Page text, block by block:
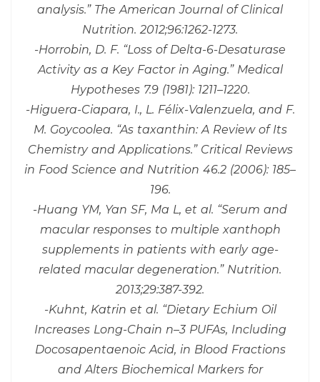
analysis.” The American Journal of Clinical
Nutrition. 2012;96:1262-1273.
-Horrobin, D. F. “Loss of Delta-6-Desaturase
Activity as a Key Factor in Aging.” Medical
Hypotheses 7.9 (1981): 1211–1220.
-Higuera-Ciapara, I., L. Félix-Valenzuela, and F.
M. Goycoolea. “As taxanthin: A Review of Its
Chemistry and Applications.” Critical Reviews
in Food Science and Nutrition 46.2 (2006): 185–
196.
-Huang YM, Yan SF, Ma L, et al. “Serum and
macular responses to multiple xanthoph
supplements in patients with early age-
related macular degeneration.” Nutrition.
2013;29:387-392.
-Kuhnt, Katrin et al. “Dietary Echium Oil
Increases Long-Chain n–3 PUFAs, Including
Docosapentaenoic Acid, in Blood Fractions
and Alters Biochemical Markers for